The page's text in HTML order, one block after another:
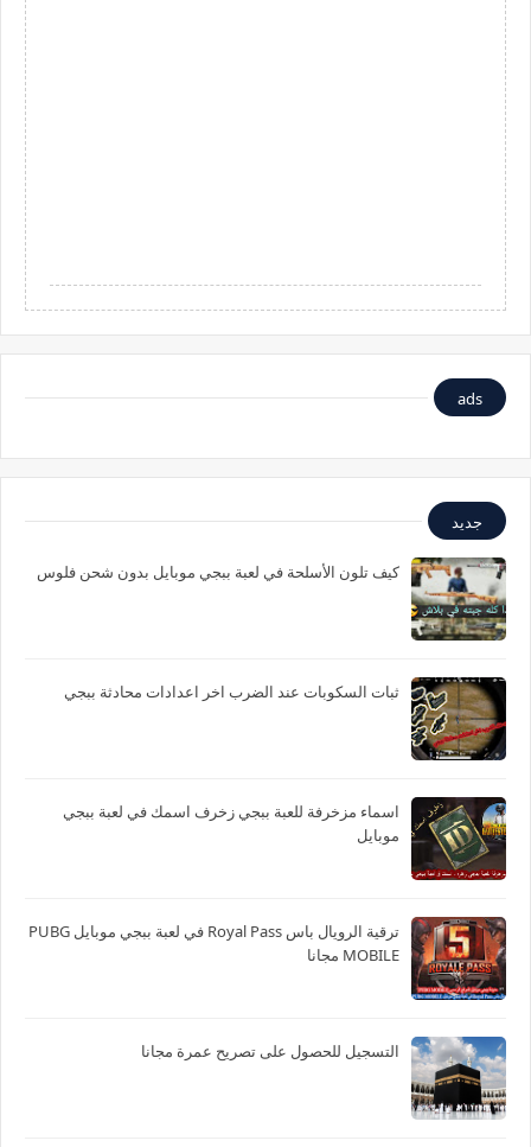
ads
جديد
كيف تلون الأسلحة في لعبة ببجي موبايل بدون شحن فلوس
ثبات السكوبات عند الضرب اخر اعدادات محادثة ببجي
اسماء مزخرفة للعبة ببجي زخرف اسمك في لعبة ببجي
موبايل
ترقية الرويال باس Royal Pass في لعبة ببجي موبايل PUBG
MOBILE مجانا
التسجيل للحصول على تصريح عمرة مجانا